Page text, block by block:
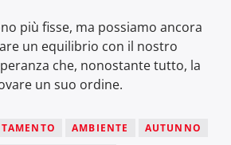
più fisse, ma possiamo ancora
un equilibrio con il nostro
che, nonostante tutto, la
un suo ordine.
AMBIENTE
AUTUNNO